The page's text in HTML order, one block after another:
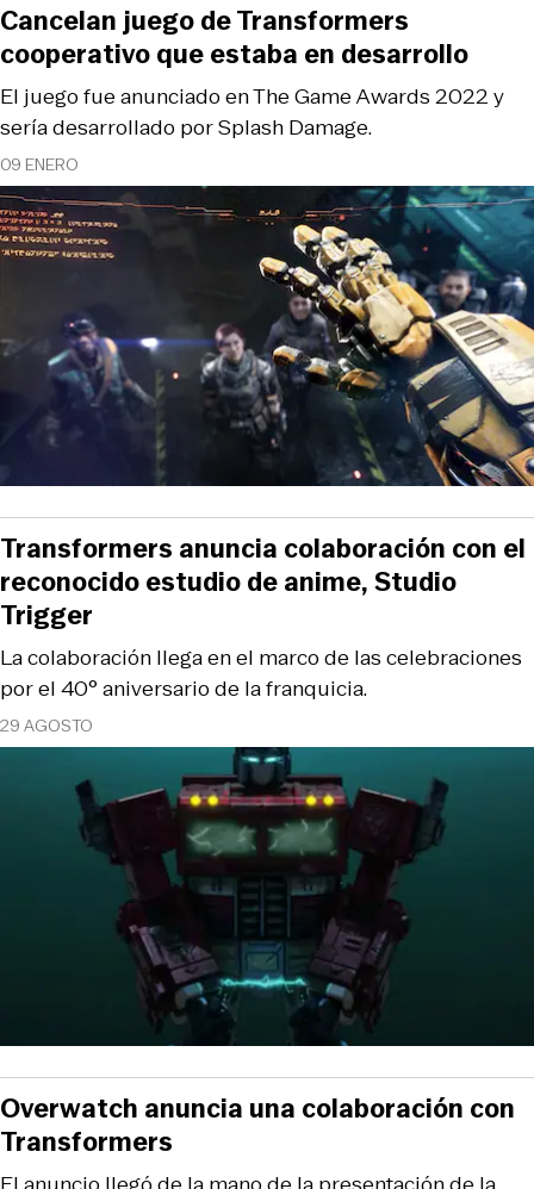
09 ENERO
El juego fue anunciado en The Game Awards 2022 y
sería desarrollado por Splash Damage.
Cancelan juego de Transformers
cooperativo que estaba en desarrollo
29 AGOSTO
La colaboración llega en el marco de las celebraciones
por el 40° aniversario de la franquicia.
Transformers anuncia colaboración con el
reconocido estudio de anime, Studio
Trigger
Overwatch anuncia una colaboración con
Transformers